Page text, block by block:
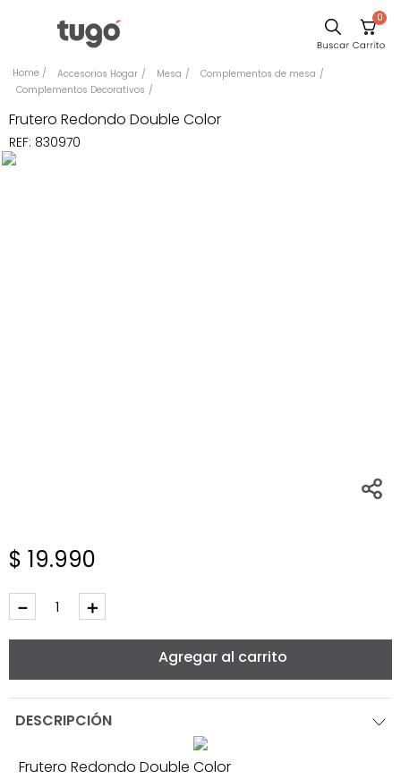
0
Accesorios Hogar Mesa
Complementos de mesa
Complementos Decorativos
Frutero Redondo Double Color
REF: 830970
$ 19.990
＋
－
Agregar al carrito
DESCRIPCIÓN
Frutero Redondo Double Color
Comedor
Silla